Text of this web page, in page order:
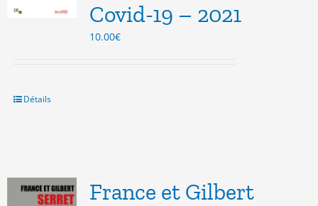
Covid-19 – 2021
10.00€
Détails
France et Gilbert